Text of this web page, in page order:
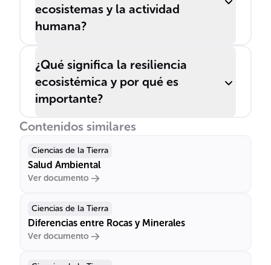
ecosistemas y la actividad
humana?
¿Qué significa la resiliencia
ecosistémica y por qué es
importante?
Contenidos similares
Ciencias de la Tierra
Salud Ambiental
Ver documento
Ciencias de la Tierra
Diferencias entre Rocas y Minerales
Ver documento